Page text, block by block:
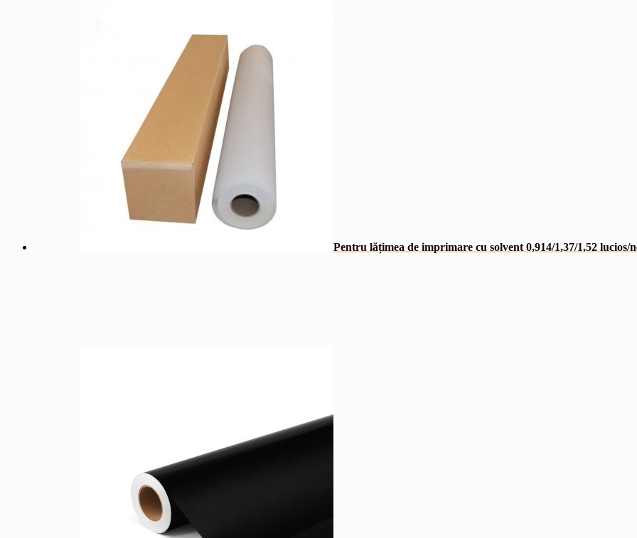
Pentru lățimea de imprimare cu solvent 0,914/1,37/1,52 lucios/